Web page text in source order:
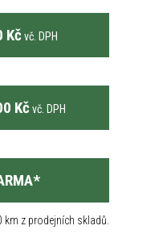
Kč vč. DPH
Kč vč. DPH
*
z prodejních skladů.